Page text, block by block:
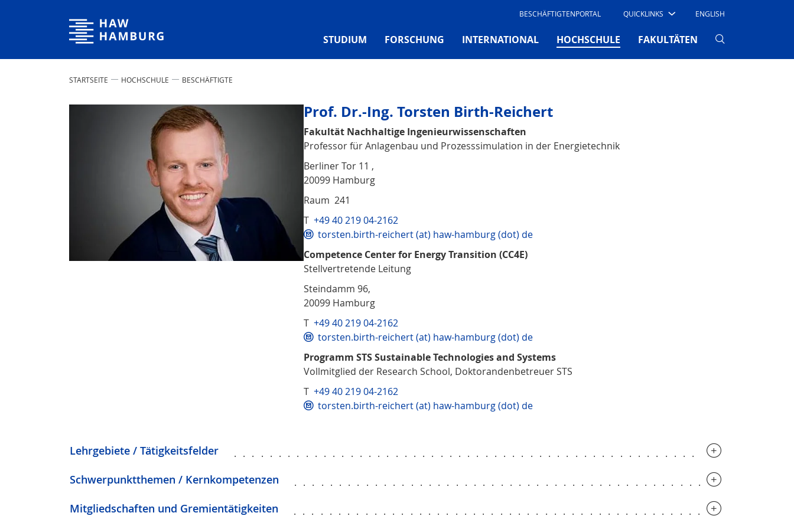
Hochschule für Angewandte Wissenschaften Hamburg BESCHÄFTIGTENPORTAL QUICKLINKS ENGLISH
STUDIUM FORSCHUNG INTERNATIONAL HOCHSCHULE (CURRENT)
FAKULTÄTEN
STARTSEITE HOCHSCHULE BESCHÄFTIGTE
Prof. Dr.-Ing. Torsten Birth-Reichert
Fakultät Nachhaltige Ingenieurwissenschaften
Professor für Anlagenbau und Prozesssimulation in der Energietechnik
Berliner Tor 11 ,
20099 Hamburg
Raum 241
T +49 40 219 04-2162
torsten.birth-reichert (at) haw-hamburg (dot) de
Competence Center for Energy Transition (CC4E)
Stellvertretende Leitung
Steindamm 96,
20099 Hamburg
T +49 40 219 04-2162
torsten.birth-reichert (at) haw-hamburg (dot) de
Programm STS Sustainable Technologies and Systems
Vollmitglied der Research School, Doktorandenbetreuer STS
T +49 40 219 04-2162
torsten.birth-reichert (at) haw-hamburg (dot) de
Lehrgebiete / Tätigkeitsfelder
Schwerpunktthemen / Kernkompetenzen
Mitgliedschaften und Gremientätigkeiten